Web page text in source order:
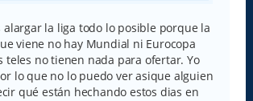
alargar la liga todo lo posible porque la
viene no hay Mundial ni Eurocopa
teles no tienen nada para ofertar. Yo
lo que no lo puedo ver asique alguien
qué están hechando estos dias en